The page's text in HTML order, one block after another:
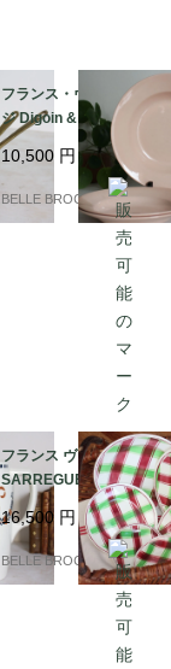
フランス・ヴィンテー
ジ Digoin & Sarregue
mines ピンクの深皿2
枚十大皿1枚｜フランス
発送（到着まで2-3週
10,500 円
BELLE BROCANTE
フランス ヴィンテージ
SARREGUEMINES DI
GOIN サルグミンヌ デ
ィゴワン / SOUSSE チ
ェック柄のプレート バ
スク風｜フランス発送
（到着まで2-3週間）
16,500 円
BELLE BROCANTE